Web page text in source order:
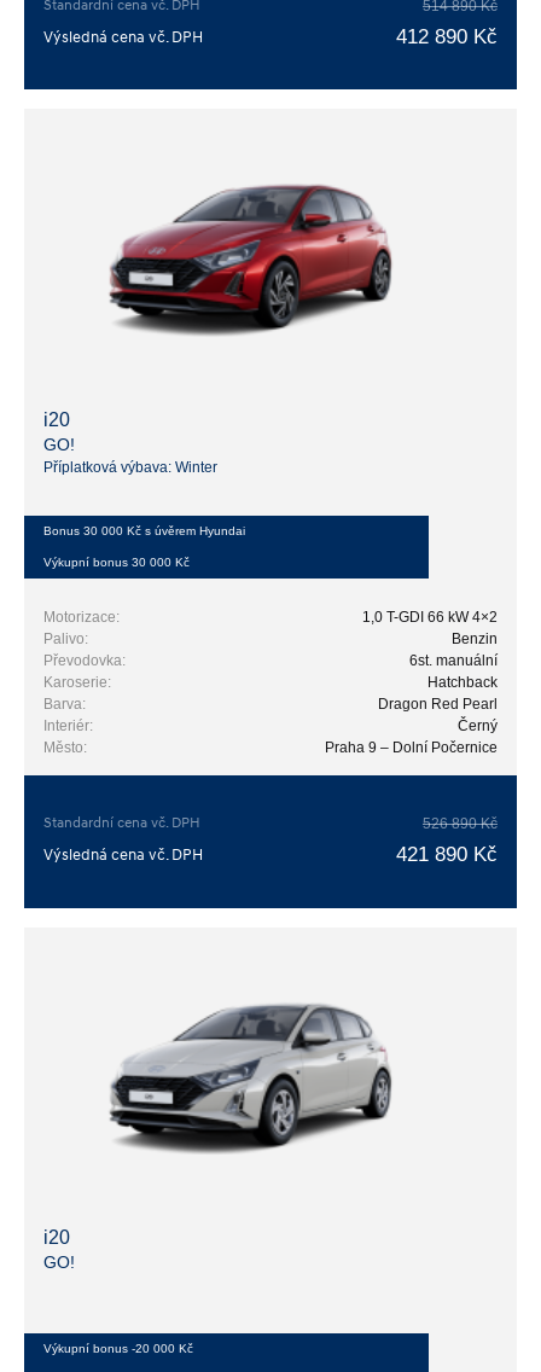
Standardní cena vč. DPH 514 890 Kč
Výsledná cena vč. DPH 412 890 Kč
i20
GO!
Příplatková výbava: Winter
Bonus 30 000 Kč s úvěrem Hyundai
Výkupní bonus 30 000 Kč
Motorizace:
1,0 T-GDI 66 kW 4×2
Palivo:
Benzin
Převodovka:
6st. manuální
Karoserie:
Hatchback
Barva:
Dragon Red Pearl
Interiér:
Černý
Město:
Praha 9 – Dolní Počernice
Standardní cena vč. DPH 526 890 Kč
Výsledná cena vč. DPH 421 890 Kč
i20
GO!
Výkupní bonus -20 000 Kč